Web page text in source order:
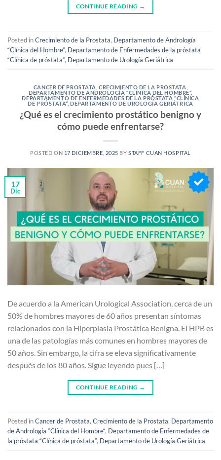
CONTINUE READING →
Posted inCrecimiento de la Prostata, Departamento de Andrología
“Clínica del Hombre“, Departamento de Enfermedades de la próstata
“Clínica de próstata“, Departamento de Urología Geriátrica
CANCER DE PROSTATA ,CRECIMIENTO DE LA PROSTATA
DEPARTAMENTO DE ANDROLOGÍA “CLÍNICA DEL HOMBRE“,
DEPARTAMENTO DE ENFERMEDADES DE LA PRÓSTATA “CLÍNICA
DE PRÓSTATA“ ,DEPARTAMENTO DE UROLOGÍA GERIÁTRICA
¿Qué es el crecimiento prostático benigno y
cómo puede enfrentarse?
POSTED ON 17 DICIEMBRE, 2025 BYSTAFF CUAN HOSPITAL
17
Dic
De acuerdo a la American Urological Association, cerca de un
50% de hombres mayores de 60 años presentan síntomas
relacionados con la Hiperplasia Prostática Benigna. El HPB es
una de las patologías más comunes en hombres mayores de
50 años. Sin embargo, la cifra se eleva significativamente
después de los 80 años. Sigue leyendo pues […]
CONTINUE READING →
Posted inCancer de Prostata, Crecimiento de la Prostata, Departamento
de Andrología “Clínica del Hombre“, Departamento de Enfermedades de
la próstata “Clínica de próstata“, Departamento de Urología Geriátrica